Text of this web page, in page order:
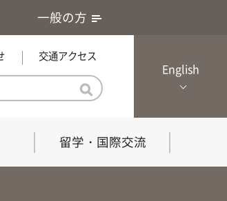
一般の方
交通アクセス
English
留学・国際交流